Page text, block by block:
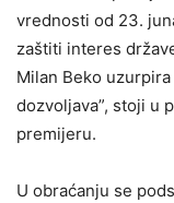
vrednosti od 23.
zаštiti interes
Milаn Beko
dozvoljаvа”, stoji u
premijeru.
U obraćanju se